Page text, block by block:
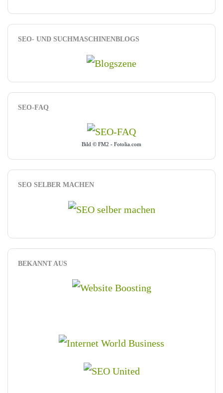
SEO- UND SUCHMASCHINENBLOGS
SEO-FAQ
Bild © FM2 - Fotolia.com
SEO SELBER MACHEN
BEKANNT AUS